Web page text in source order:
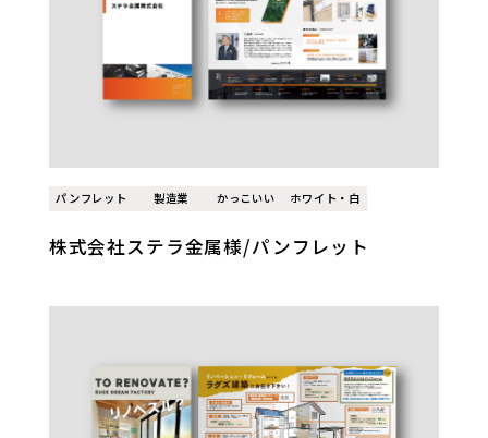
パンフレット 製造業 かっこいい ホワイト・白
株式会社ステラ金属様/パンフレット